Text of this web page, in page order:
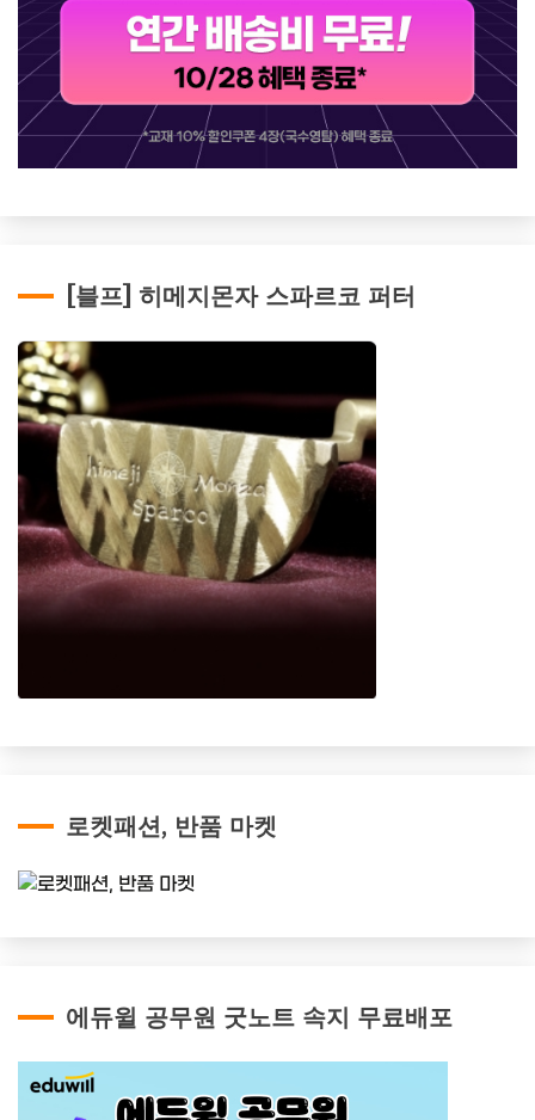
[블프] 히메지몬자 스파르코 퍼터
로켓패션, 반품 마켓
에듀윌 공무원 굿노트 속지 무료배포